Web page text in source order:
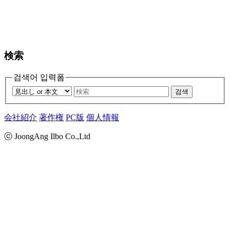
検索
검색어 입력폼
검색
会社紹介 著作権 PC版 個人情報
ⓒ JoongAng Ilbo Co.,Ltd